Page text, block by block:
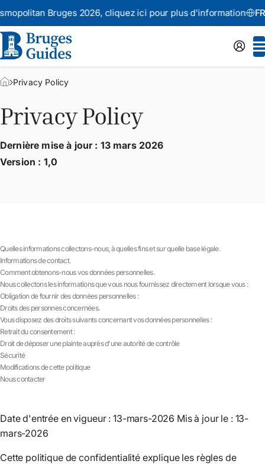
Bruges 2026,cliquez ici pour plus d'informations FR
Privacy Policy
Privacy Policy
Dernière mise à jour : 13 mars 2026
Version : 1,0
Date d'entrée en vigueur : 13-mars-2026 Mis à jour le : 13-
mars-2026
Cette politique de confidentialité explique les règles de
Quelles informations collectons-nous, à quelles fins et sur quelle base légale.
Informations de contact.
Comment obtenons-nous vos données personnelles.
Nous collectons les informations que vous nous fournissez directement lorsque vous :
Obligation de fournir des données personnelles :
Droits des personnes concernées.
Vous disposez des droits suivants concernant vos données personnelles :
Retrait du consentement :
Droit de déposer une plainte auprès d'une autorité de contrôle
Sécurité
Modifications de cette politique
Nous contacter